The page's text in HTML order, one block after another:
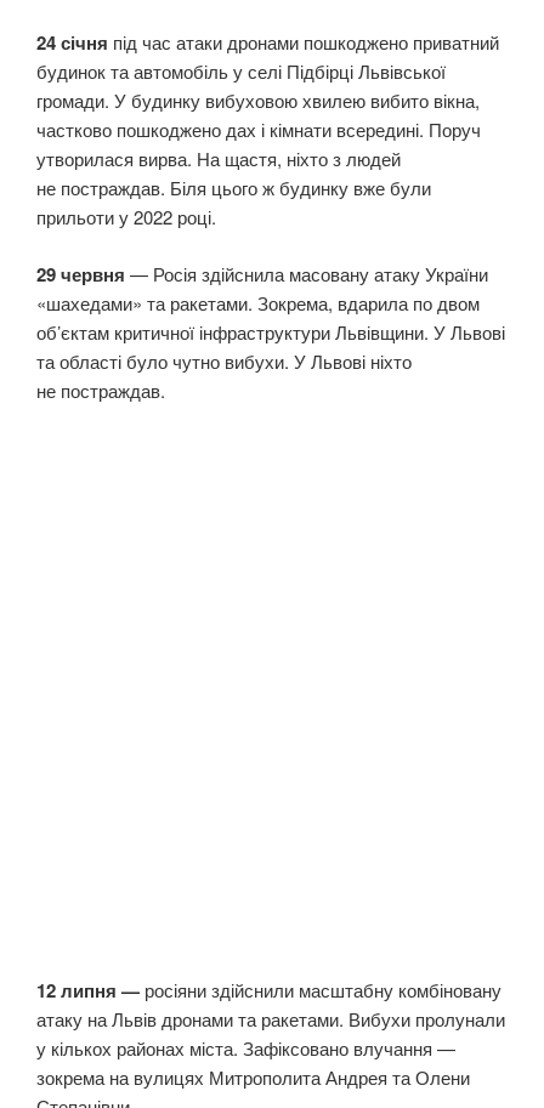
24 січня під час атаки дронами пошкоджено приватний
будинок та автомобіль у селі Підбірці Львівської
громади. У будинку вибуховою хвилею вибито вікна,
частково пошкоджено дах і кімнати всередині. Поруч
утворилася вирва. На щастя, ніхто з людей
не постраждав. Біля цього ж будинку вже були
прильоти у 2022 році.
29 червня — Росія здійснила масовану атаку України
«шахедами» та ракетами. Зокрема, вдарила по двом
об’єктам критичної інфраструктури Львівщини. У Львові
та області було чутно вибухи. У Львові ніхто
не постраждав.
12 липня — росіяни здійснили масштабну комбіновану
атаку на Львів дронами та ракетами. Вибухи пролунали
у кількох районах міста. Зафіксовано влучання —
зокрема на вулицях Митрополита Андрея та Олени